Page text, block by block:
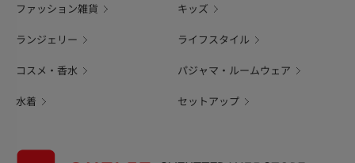
ファッション雑貨 キッズ
ランジェリー ライフスタイル
コスメ・香水 パジャマ・ルームウェア
水着 セットアップ